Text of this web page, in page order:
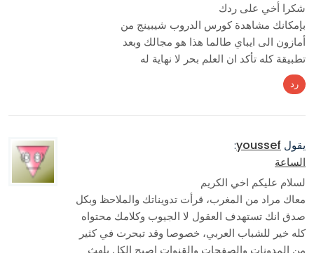
شكرا أخي على ردك
بإمكانك مشاهدة كورس الدروب شيبينج من
أمازون الى ايباي طالما هذا هو مجالك وبعد
تطبيقة كله تأكد ان العلم بحر لا نهاية له
رد
يقول youssef
:
الساعة
لسلام عليكم اخي الكريم
معاك مراد من المغرب، قرأت تدويناتك والملاحظ وبكل
صدق انك تستهدف العقول لا الجيوب وكلامك محتواه
كله خير للشباب العربي، خصوصا وقد تبحرت في كثير